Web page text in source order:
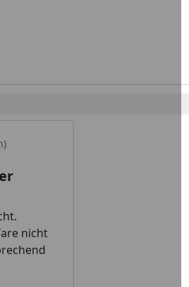
nicht